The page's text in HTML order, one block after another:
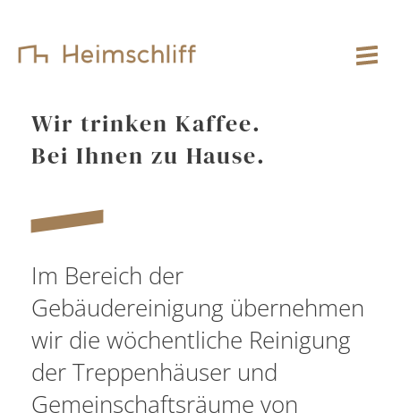
Wir trinken Kaffee.
Bei Ihnen zu Hause.
Im Bereich der
Gebäudereinigung übernehmen
wir die wöchentliche Reinigung
der Treppenhäuser und
Gemeinschaftsräume von